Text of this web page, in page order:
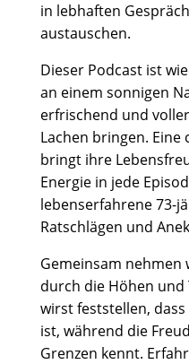
in lebhaften
austauschen.
Dieser Podcast ist
an einem sonnigen
erfrischend und
Lachen bringen.
bringt ihre
Energie in jede
lebenserfahrene 73-
Ratschlägen und
Gemeinsam nehmen
durch die Höhen und
wirst feststellen,
ist, während die
Grenzen kennt.